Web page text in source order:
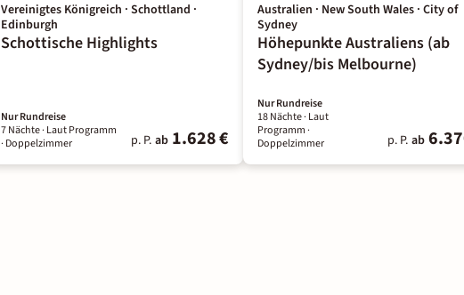
Vereinigtes Königreich · Schottland ·
Edinburgh
Schottische Highlights
Nur Rundreise
7 Nächte· Laut Programm
· Doppelzimmer
p. P. ab 1.628 €
Australien · New South Wales · City of
Sydney
Höhepunkte Australiens (ab
Sydney/bis Melbourne)
Nur Rundreise
18 Nächte· Laut
Programm·
Doppelzimmer
p. P. ab